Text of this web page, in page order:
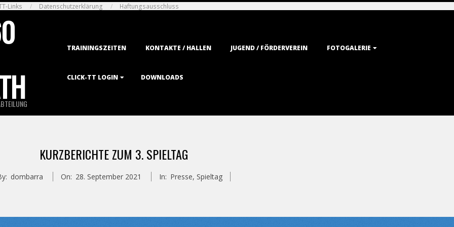
Links Datenschutzerklärung Haftungsausschluss
TRAININGSZEITEN KONTAKTE / HALLEN JUGEND / FÖRDERVEREIN FOTOGALERIE
CLICK-TT LOGIN DOWNLOADS
KURZBERICHTE ZUM 3. SPIELTAG
dombarra On: 28. September 2021 In: Presse, Spieltag